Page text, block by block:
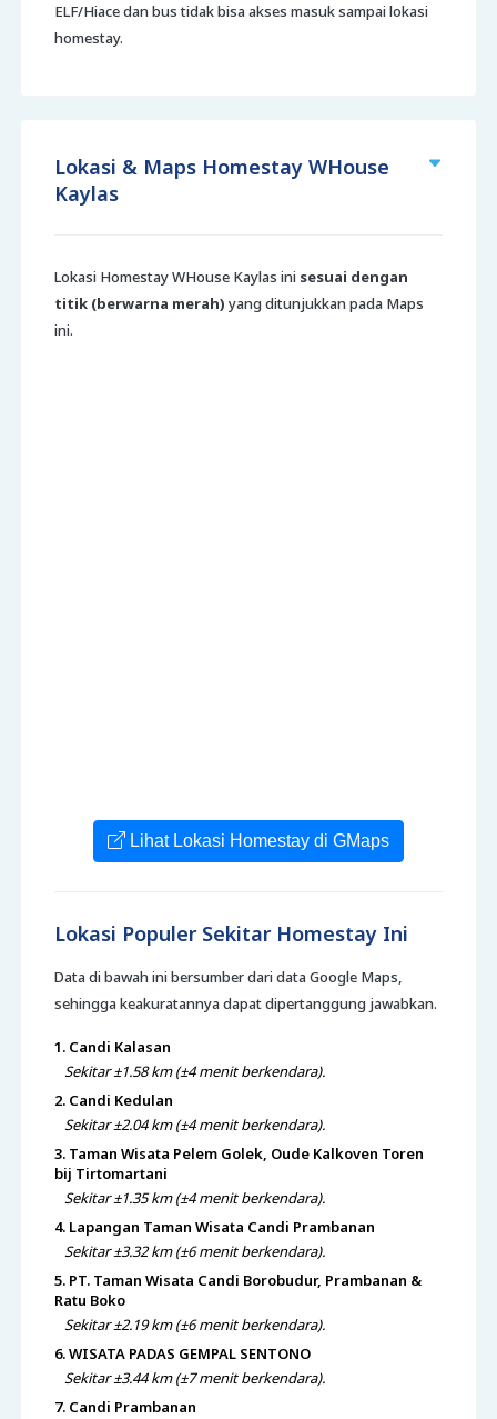
ELF/Hiace dan bus tidak bisa akses masuk sampai lokasi
homestay.
Lokasi & Maps Homestay WHouse
Kaylas
Lokasi Homestay WHouse Kaylas ini sesuai dengan
titik (berwarna merah) yang ditunjukkan pada Maps
ini.
Lihat Lokasi Homestay di GMaps
Lokasi Populer Sekitar Homestay Ini
Data di bawah ini bersumber dari data Google Maps,
sehingga keakuratannya dapat dipertanggung jawabkan.
1. Candi Kalasan
Sekitar ±1.58 km (±4 menit berkendara).
2. Candi Kedulan
Sekitar ±2.04 km (±4 menit berkendara).
3. Taman Wisata Pelem Golek, Oude Kalkoven Toren
bij Tirtomartani
Sekitar ±1.35 km (±4 menit berkendara).
4. Lapangan Taman Wisata Candi Prambanan
Sekitar ±3.32 km (±6 menit berkendara).
5. PT. Taman Wisata Candi Borobudur, Prambanan &
Ratu Boko
Sekitar ±2.19 km (±6 menit berkendara).
6. WISATA PADAS GEMPAL SENTONO
Sekitar ±3.44 km (±7 menit berkendara).
7. Candi Prambanan